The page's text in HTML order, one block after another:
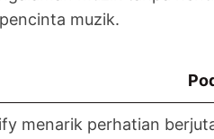
muzik.
menarik perhatian